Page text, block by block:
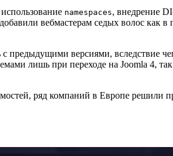
namespaces, внедрение
вебмастерам седых волос как в
предыдущими версиями, вследствие
лишь при переходе на Joomla 4,
ряд компаний в Европе решили